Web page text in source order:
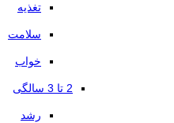
تغذیه
سلامت
خواب
2 تا 3 سالگی
رشد